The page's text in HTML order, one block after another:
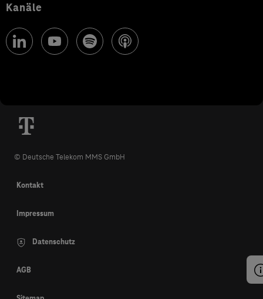
Kanäle
© Deutsche Telekom MMS GmbH
Kontakt
Impressum
Datenschutz
AGB